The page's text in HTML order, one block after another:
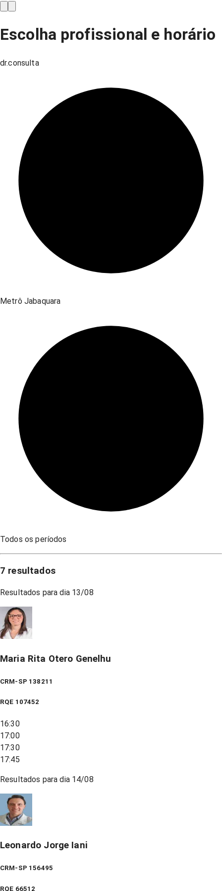
Escolha profissional e horário
dr.consulta
Metrô Jabaquara
Todos os períodos
7 resultados
Resultados para dia 13/08
Maria Rita Otero Genelhu
CRM-SP 138211
RQE 107452
16:30
17:00
17:30
17:45
Resultados para dia 14/08
Leonardo Jorge Iani
CRM-SP 156495
RQE 66512